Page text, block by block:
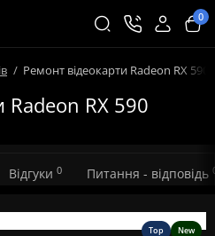
0
Ремонт відеокарти Radeon RX 590
Radeon RX 590
Відгуки 0 Питання - відповідь
Top New